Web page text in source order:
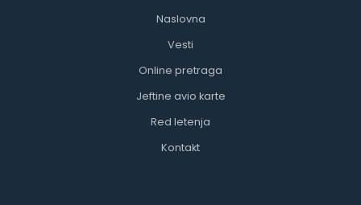
Naslovna
Vesti
Online pretraga
Jeftine avio karte
Red letenja
Kontakt